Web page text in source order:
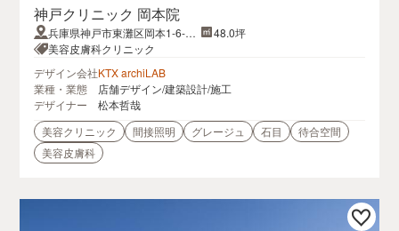
神戸クリニック 岡本院
兵庫県神戸市東灘区岡本1-6-7B
1F
48.0坪
美容皮膚科クリニック
デザイン会社KTX archiLAB
業種・業態
店舗デザイン/建築設計/施工
デザイナー
松本哲哉
美容クリニック
間接照明 グレージュ 石目
待合空間
美容皮膚科